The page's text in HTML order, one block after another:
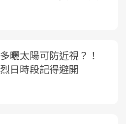
多曬太陽可防近視？！
烈日時段記得避開